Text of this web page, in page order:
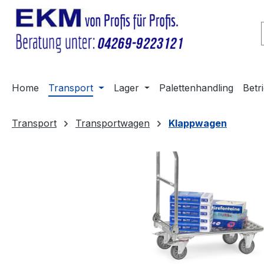
Hauptinhalt springen
Zur Suche springen
Zur Hauptnavigation springen
Home Transport Lager Palettenhandling
Transport Transportwagen Klappwagen